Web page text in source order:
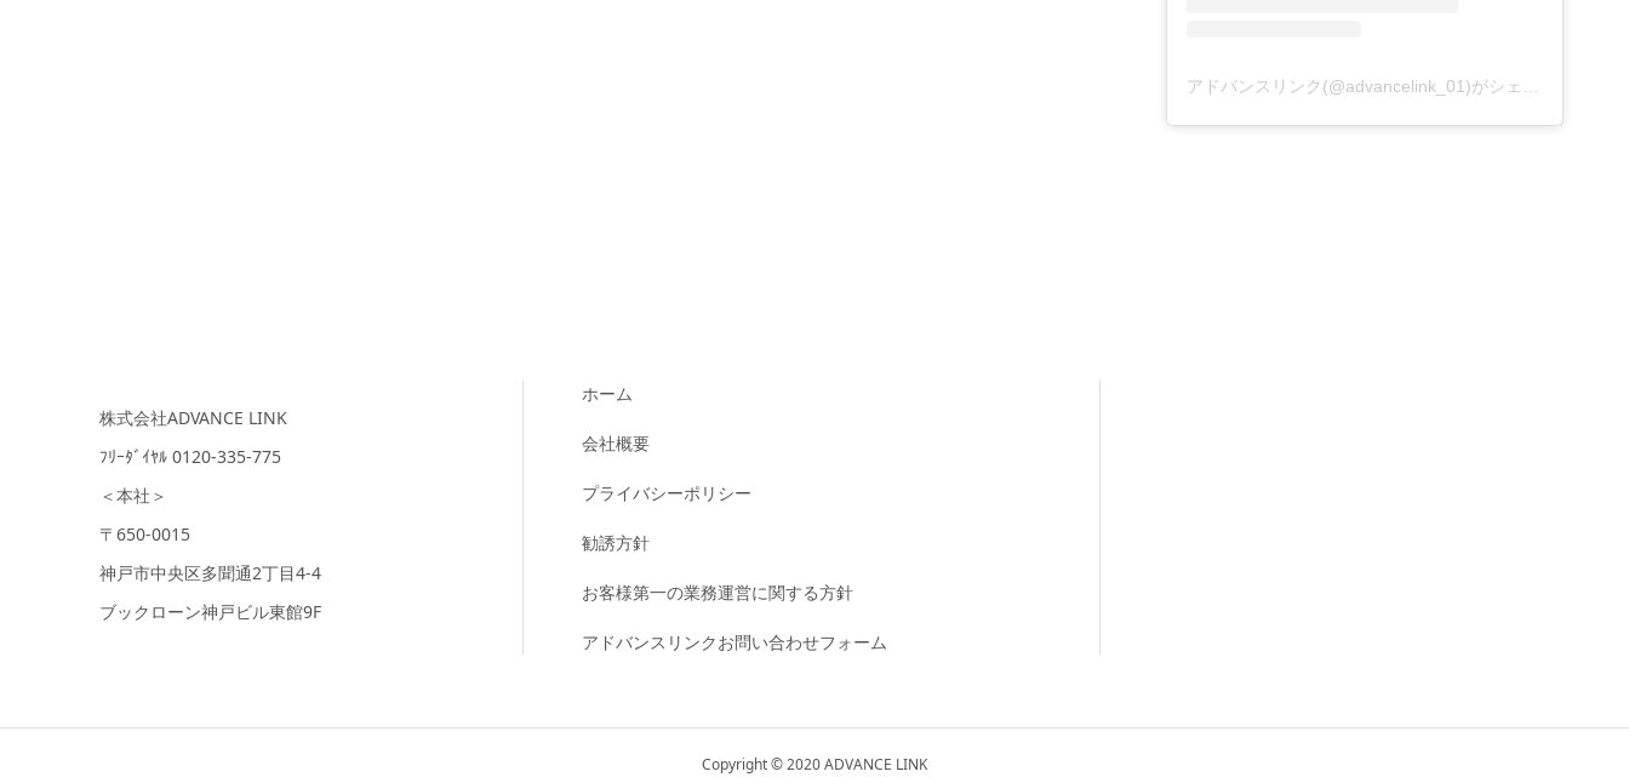
株式会社ADVANCE LINK
ﾌﾘｰﾀﾞｲﾔﾙ 0120-335-775
＜本社＞
〒650-0015
神戸市中央区多聞通2丁目4-4
ブックローン神戸ビル東館9F
ホーム
会社概要
プライバシーポリシー
勧誘方針
お客様第一の業務運営に関する方針
アドバンスリンクお問い合わせフォーム
Copyright © 2020 ADVANCE LINK